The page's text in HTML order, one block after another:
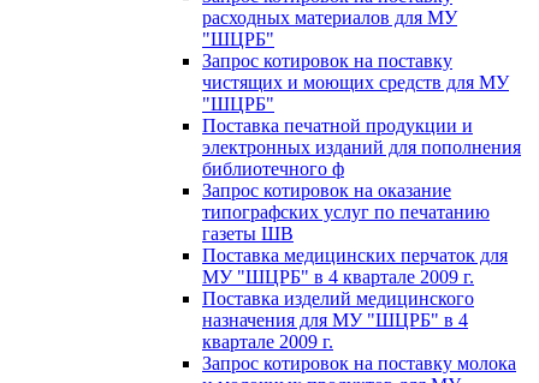
расходных материалов для МУ
"ШЦРБ"
Запрос котировок на поставку
чистящих и моющих средств для МУ
"ШЦРБ"
Поставка печатной продукции и
электронных изданий для пополнения
библиотечного ф
Запрос котировок на оказание
типографских услуг по печатанию
газеты ШВ
Поставка медицинских перчаток для
МУ "ШЦРБ" в 4 квартале 2009 г.
Поставка изделий медицинского
назначения для МУ "ШЦРБ" в 4
квартале 2009 г.
Запрос котировок на поставку молока